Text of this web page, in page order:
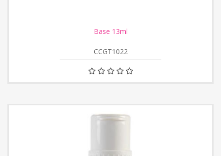
Base 13ml
CCGT1022